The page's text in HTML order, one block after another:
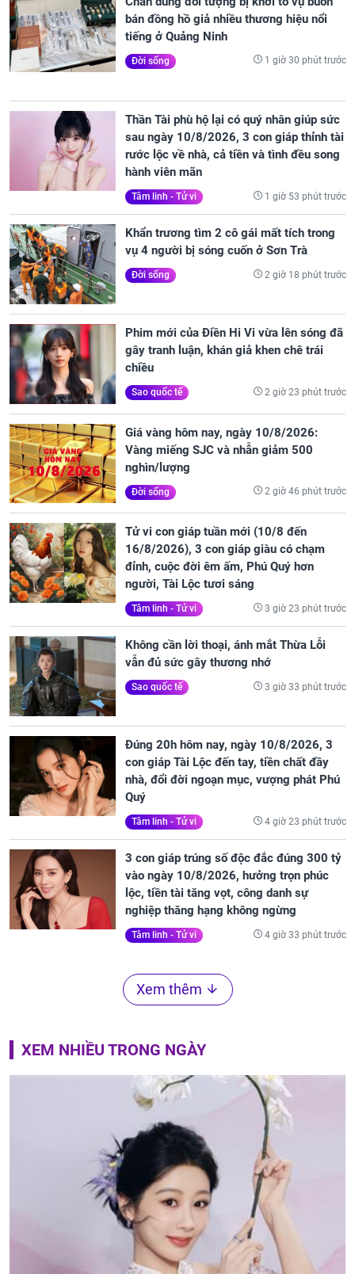
bán đồng hồ giả nhiều thương hiệu nổi
tiếng ở Quảng Ninh
Đời sống 1 giờ 30 phút trước
Thần Tài phù hộ lại có quý nhân giúp sức
sau ngày 10/8/2026, 3 con giáp thỉnh tài
rước lộc về nhà, cả tiền và tình đều song
hành viên mãn
Tâm linh - Tử vi 1 giờ 53 phút trước
Khẩn trương tìm 2 cô gái mất tích trong
vụ 4 người bị sóng cuốn ở Sơn Trà
Đời sống 2 giờ 18 phút trước
Phim mới của Điền Hi Vi vừa lên sóng đã
gây tranh luận, khán giả khen chê trái
chiều
Sao quốc tế 2 giờ 23 phút trước
Giá vàng hôm nay, ngày 10/8/2026:
Vàng miếng SJC và nhẫn giảm 500
nghìn/lượng
Đời sống 2 giờ 46 phút trước
Tử vi con giáp tuần mới (10/8 đến
16/8/2026), 3 con giáp giàu có chạm
đỉnh, cuộc đời êm ấm, Phú Quý hơn
người, Tài Lộc tươi sáng
Tâm linh - Tử vi 3 giờ 23 phút trước
Không cần lời thoại, ánh mắt Thừa Lỗi
vẫn đủ sức gây thương nhớ
Sao quốc tế 3 giờ 33 phút trước
Đúng 20h hôm nay, ngày 10/8/2026, 3
con giáp Tài Lộc đến tay, tiền chất đầy
nhà, đổi đời ngoạn mục, vượng phát Phú
Quý
Tâm linh - Tử vi 4 giờ 23 phút trước
3 con giáp trúng số độc đắc đúng 300 tỷ
vào ngày 10/8/2026, hưởng trọn phúc
lộc, tiền tài tăng vọt, công danh sự
nghiệp thăng hạng không ngừng
Tâm linh - Tử vi 4 giờ 33 phút trước
Xem thêm
XEM NHIỀU TRONG NGÀY